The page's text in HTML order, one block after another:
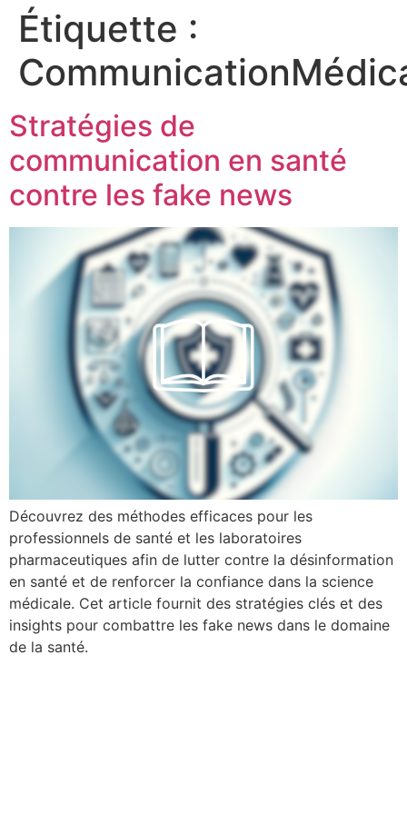
Étiquette :
Stratégies de
communication en santé
contre les fake news
Découvrez des méthodes efficaces pour les
professionnels de santé et les laboratoires
pharmaceutiques afin de lutter contre la désinformation
en santé et de renforcer la confiance dans la science
médicale. Cet article fournit des stratégies clés et des
insights pour combattre les fake news dans le domaine
de la santé.